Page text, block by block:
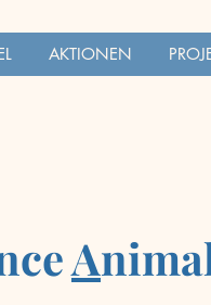
AKTIONEN
A